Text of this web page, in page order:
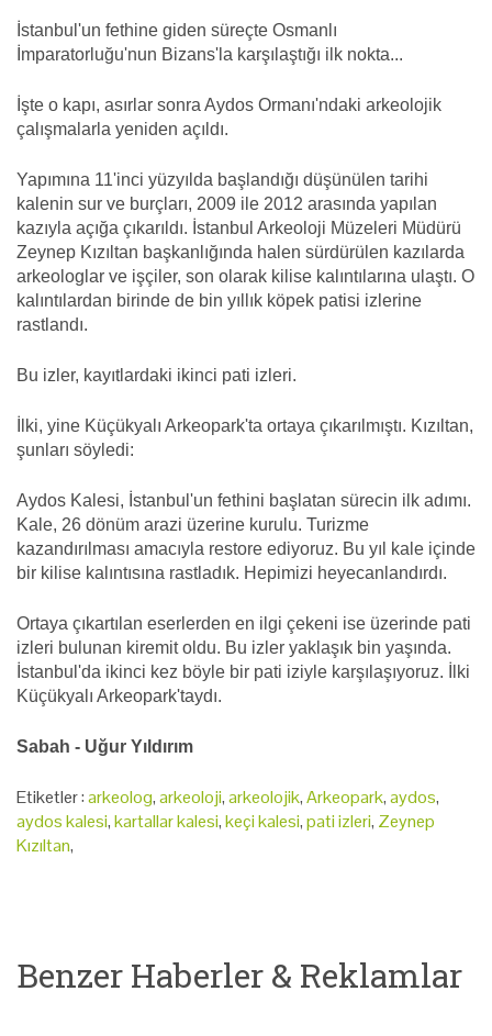
İstanbul'un fethine giden süreçte Osmanlı
İmparatorluğu'nun Bizans'la karşılaştığı ilk nokta...
İşte o kapı, asırlar sonra Aydos Ormanı'ndaki arkeolojik
çalışmalarla yeniden açıldı.
Yapımına 11'inci yüzyılda başlandığı düşünülen tarihi
kalenin sur ve burçları, 2009 ile 2012 arasında yapılan
kazıyla açığa çıkarıldı. İstanbul Arkeoloji Müzeleri Müdürü
Zeynep Kızıltan başkanlığında halen sürdürülen kazılarda
arkeologlar ve işçiler, son olarak kilise kalıntılarına ulaştı. O
kalıntılardan birinde de bin yıllık köpek patisi izlerine
rastlandı.
Bu izler, kayıtlardaki ikinci pati izleri.
İlki, yine Küçükyalı Arkeopark'ta ortaya çıkarılmıştı. Kızıltan,
şunları söyledi:
Aydos Kalesi, İstanbul'un fethini başlatan sürecin ilk adımı.
Kale, 26 dönüm arazi üzerine kurulu. Turizme
kazandırılması amacıyla restore ediyoruz. Bu yıl kale içinde
bir kilise kalıntısına rastladık. Hepimizi heyecanlandırdı.
Ortaya çıkartılan eserlerden en ilgi çekeni ise üzerinde pati
izleri bulunan kiremit oldu. Bu izler yaklaşık bin yaşında.
İstanbul'da ikinci kez böyle bir pati iziyle karşılaşıyoruz. İlki
Küçükyalı Arkeopark'taydı.
Sabah - Uğur Yıldırım
Etiketler :arkeolog,arkeoloji,arkeolojik,Arkeopark,aydos,
aydos kalesi,kartallar kalesi,keçi kalesi,pati izleri, Zeynep
Kızıltan,
Benzer Haberler & Reklamlar